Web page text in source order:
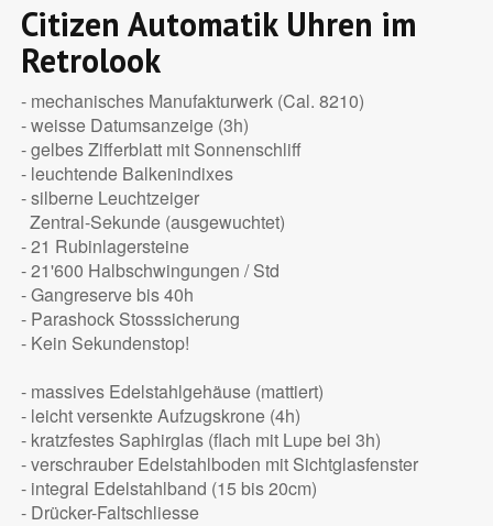
Citizen Automatik Uhren im
Retrolook
- mechanisches Manufakturwerk (Cal. 8210)
- weisse Datumsanzeige (3h)
- gelbes Zifferblatt mit Sonnenschliff
- leuchtende Balkenindixes
- silberne Leuchtzeiger
Zentral-Sekunde (ausgewuchtet)
- 21 Rubinlagersteine
- 21'600 Halbschwingungen / Std
- Gangreserve bis 40h
- Parashock Stosssicherung
- Kein Sekundenstop!
- massives Edelstahlgehäuse (mattiert)
- leicht versenkte Aufzugskrone (4h)
- kratzfestes Saphirglas (flach mit Lupe bei 3h)
- verschrauber Edelstahlboden mit Sichtglasfenster
- integral Edelstahlband (15 bis 20cm)
- Drücker-Faltschliesse